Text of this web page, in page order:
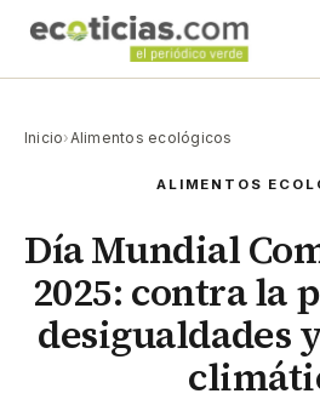
Inicio›Alimentos ecológicos
ALIMENTOS
Día Mundial
2025: contra la
desigualdades